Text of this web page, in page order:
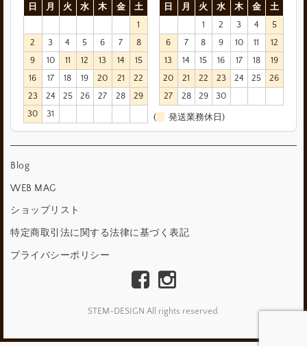
日
月 火 水 木 金
土
1
2
3 4 5 6 7
8
9
10 11 12 13 14
15
16
17 18 19 20 21
22
23
24 25 26 27 28
29
30
31
日
月 火 水 木 金
土
1
2 3 4
5
6
7 8 9 10 11
12
13
14 15 16 17 18
19
20
21 22 23 24 25
26
27
28 29 30
( 発送業務休日)
Blog
WEB MAG
ショップリスト
特定商取引法に関する法律に基づく表記
プライバシーポリシー
STEM-DESIGN All rights reserved.